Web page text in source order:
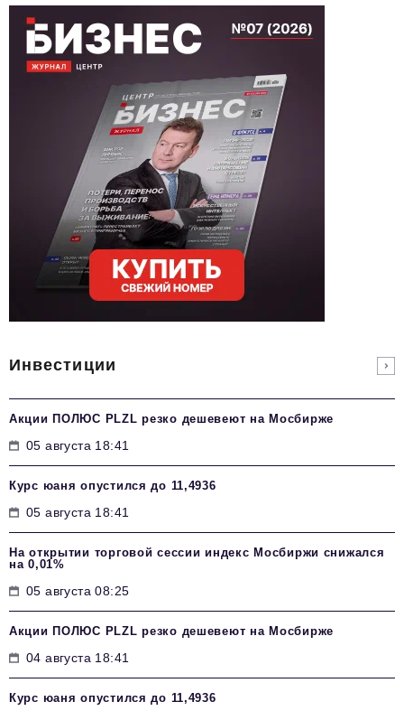
Инвестиции
Акции ПОЛЮС PLZL резко дешевеют на Мосбирже
05 августа 18:41
Курс юаня опустился до 11,4936
05 августа 18:41
На открытии торговой сессии индекс Мосбиржи снижался
на 0,01%
05 августа 08:25
Акции ПОЛЮС PLZL резко дешевеют на Мосбирже
04 августа 18:41
Курс юаня опустился до 11,4936